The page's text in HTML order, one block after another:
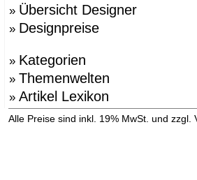
» Übersicht Designer
» Designpreise
» Kategorien
» Themenwelten
» Artikel Lexikon
Alle Preise sind inkl. 19% MwSt. und zzgl.